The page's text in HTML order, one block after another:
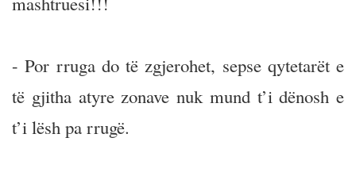
- Por rruga do të zgjerohet, sepse qytetarët e
të gjitha atyre zonave nuk mund t’i dënosh e
t’i lësh pa rrugë.